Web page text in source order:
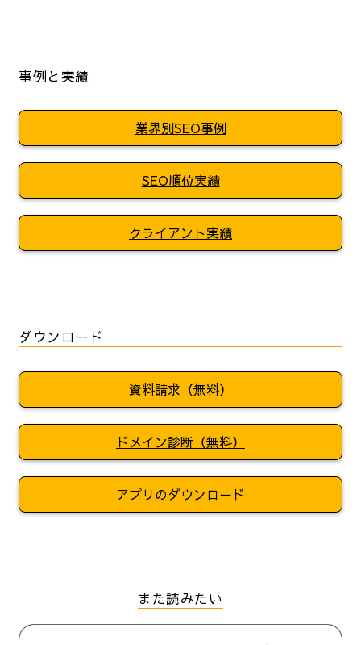
事例と実績
業界別SEO事例
SEO順位実績
クライアント実績
ダウンロード
資料請求（無料）
ドメイン診断（無料）
アプリのダウンロード
また読みたい